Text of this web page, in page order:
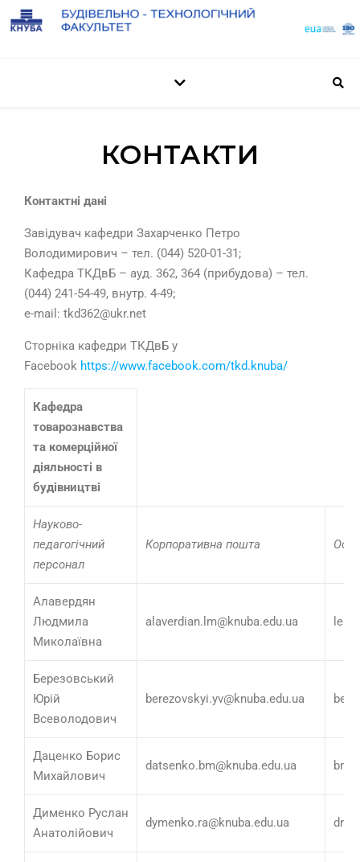
КОНТАКТИ
Контактні дані
Завідувач кафедри Захарченко Петро
Володимирович – тел. (044) 520-01-31;
Кафедра ТКДвБ – ауд. 362, 364 (прибудова) – тел.
(044) 241-54-49, внутр. 4-49;
e-mail: tkd362@ukr.net
Сторніка кафедри ТКДвБ у
Facebook https://www.facebook.com/tkd.knuba/
Кафедра
товарознавства
та комерційної
діяльності в
будівництві
Науково-
педагогічний
персонал
Корпоративна пошта
Алавердян
Людмила
Миколаївна
alaverdian.lm@knuba.edu.ua
Березовський
Юрій
Всеволодович
berezovskyi.yv@knuba.edu.ua
Даценко Борис
Михайлович
datsenko.bm@knuba.edu.ua
Дименко Руслан
Анатолійович
dymenko.ra@knuba.edu.ua